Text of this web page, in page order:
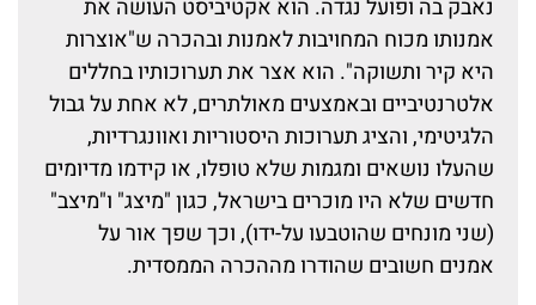
נאבק בה ופועל נגדה. הוא אקטיביסט העושה את
אמנותו מכוח המחויבות לאמנות ובהכרה ש"אוצרות
היא קיר ותשוקה". הוא אצר את תערוכותיו בחללים
אלטרנטיביים ובאמצעים מאולתרים, לא אחת על גבול
הלגיטימי, והציג תערוכות היסטוריות ואוונגרדיות,
שהעלו נושאים ומגמות שלא טופלו, או קידמו מדיומים
חדשים שלא היו מוכרים בישראל, כגון "מיצג" ו"מיצב"
(שני מונחים שהוטבעו על-ידו), וכך שפך אור על
אמנים חשובים שהודרו מההכרה הממסדית.